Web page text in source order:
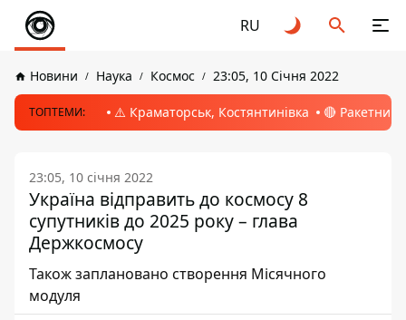
RU
Новини Наука Космос 23:05, 10 Січня 2022
ТОПТЕМИ: ⚠️ Краматорськ, Костянтинівка 🔴 Ракетний
23:05, 10 січня 2022
Україна відправить до космосу 8
супутників до 2025 року – глава
Держкосмосу
Також заплановано створення Місячного
модуля